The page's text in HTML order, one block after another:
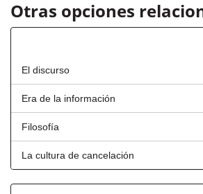
Otras opciones
El discurso
Era de la información
Filosofía
La cultura de cancelación